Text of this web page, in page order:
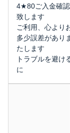
4★80ご入金確
致します
ご利用、心より
多少誤差があり
たします
トラブルを避け
に